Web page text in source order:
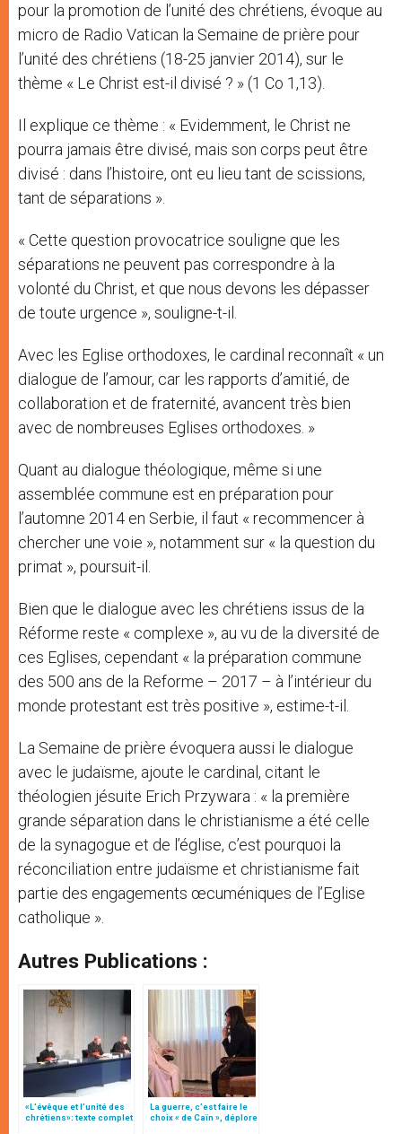
pour la promotion de l’unité des chrétiens, évoque au
micro de Radio Vatican la Semaine de prière pour
l’unité des chrétiens (18-25 janvier 2014), sur le
thème « Le Christ est-il divisé ? » (1 Co 1,13).
Il explique ce thème : « Evidemment, le Christ ne
pourra jamais être divisé, mais son corps peut être
divisé : dans l’histoire, ont eu lieu tant de scissions,
tant de séparations ».
« Cette question provocatrice souligne que les
séparations ne peuvent pas correspondre à la
volonté du Christ, et que nous devons les dépasser
de toute urgence », souligne-t-il.
Avec les Eglise orthodoxes, le cardinal reconnaît « un
dialogue de l’amour, car les rapports d’amitié, de
collaboration et de fraternité, avancent très bien
avec de nombreuses Eglises orthodoxes. »
Quant au dialogue théologique, même si une
assemblée commune est en préparation pour
l’automne 2014 en Serbie, il faut « recommencer à
chercher une voie », notamment sur « la question du
primat », poursuit-il.
Bien que le dialogue avec les chrétiens issus de la
Réforme reste « complexe », au vu de la diversité de
ces Eglises, cependant « la préparation commune
des 500 ans de la Reforme – 2017 – à l’intérieur du
monde protestant est très positive », estime-t-il.
La Semaine de prière évoquera aussi le dialogue
avec le judaïsme, ajoute le cardinal, citant le
théologien jésuite Erich Przywara : « la première
grande séparation dans le christianisme a été celle
de la synagogue et de l’église, c’est pourquoi la
réconciliation entre judaïsme et christianisme fait
partie des engagements œcuméniques de l’Eglise
catholique ».
Autres Publications :
«L’évêque et l’unité des
chrétiens»: texte complet
La guerre, c’est faire le
choix « de Caïn », déplore